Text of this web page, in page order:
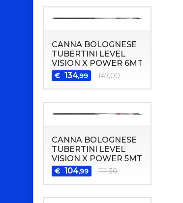
CANNA BOLOGNESE
TUBERTINI LEVEL
VISION X POWER 6MT
€ 134,99 147,00
CANNA BOLOGNESE
TUBERTINI LEVEL
VISION X POWER 5MT
€ 104,99 111,30